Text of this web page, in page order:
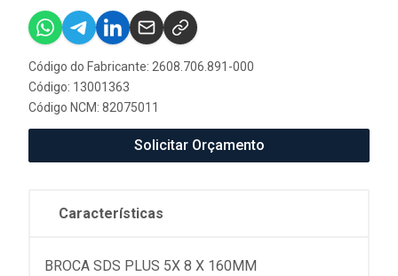
Código do Fabricante: 2608.706.891-000
Código: 13001363
Código NCM: 82075011
Solicitar Orçamento
Características
BROCA SDS PLUS 5X 8 X 160MM